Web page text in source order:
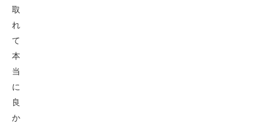
取
れ
て
本
当
に
良
か